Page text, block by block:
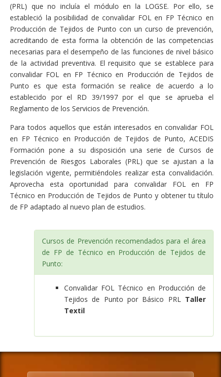
(PRL) que no incluía el módulo en la LOGSE. Por ello, se
estableció la posibilidad de convalidar FOL en FP Técnico en
Producción de Tejidos de Punto con un curso de prevención,
acreditando de esta forma la obtención de las competencias
necesarias para el desempeño de las funciones de nivel básico
de la actividad preventiva. El requisito que se establece para
convalidar FOL en FP Técnico en Producción de Tejidos de
Punto es que esta formación se realice de acuerdo a lo
establecido por el RD 39/1997 por el que se aprueba el
Reglamento de los Servicios de Prevención.
Para todos aquellos que están interesados en convalidar FOL
en FP Técnico en Producción de Tejidos de Punto, ACEDIS
Formación pone a su disposición una serie de Cursos de
Prevención de Riesgos Laborales (PRL) que se ajustan a la
legislación vigente, permitiéndoles realizar esta convalidación.
Aprovecha esta oportunidad para convalidar FOL en FP
Técnico en Producción de Tejidos de Punto y obtener tu título
de FP adaptado al nuevo plan de estudios.
Cursos de Prevención recomendados para el área
de FP de Técnico en Producción de Tejidos de
Punto:
Convalidar FOL Técnico en Producción de
Tejidos de Punto por Básico PRL Taller
Textil